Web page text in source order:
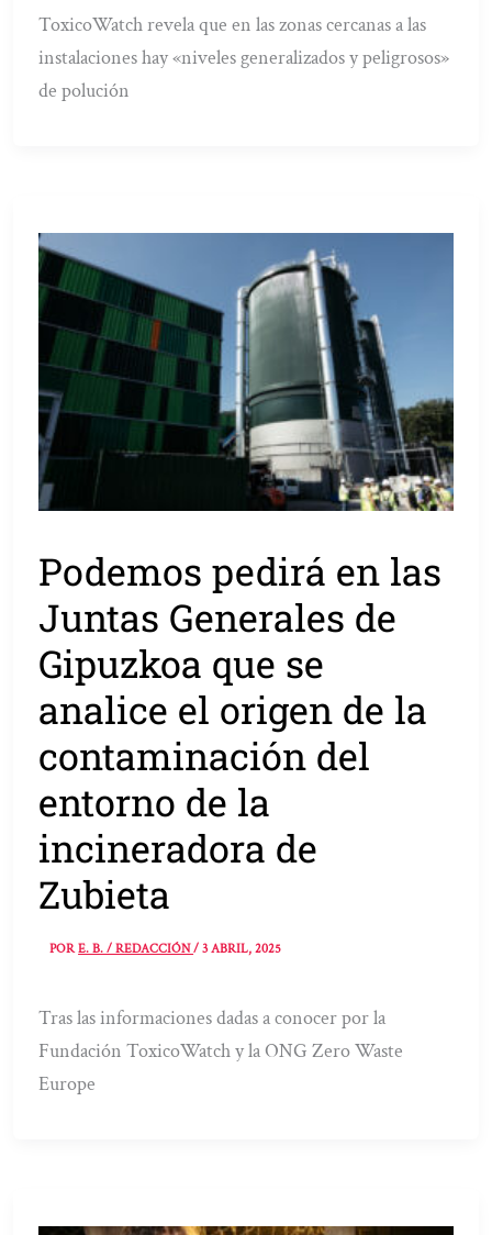
ToxicoWatch revela que en las zonas cercanas a las
instalaciones hay «niveles generalizados y peligrosos»
de polución
Podemos pedirá en las
Juntas Generales de
Gipuzkoa que se
analice el origen de la
contaminación del
entorno de la
incineradora de
Zubieta
PORE. B. / REDACCIÓN/3 ABRIL, 2025
Tras las informaciones dadas a conocer por la
Fundación ToxicoWatch y la ONG Zero Waste
Europe